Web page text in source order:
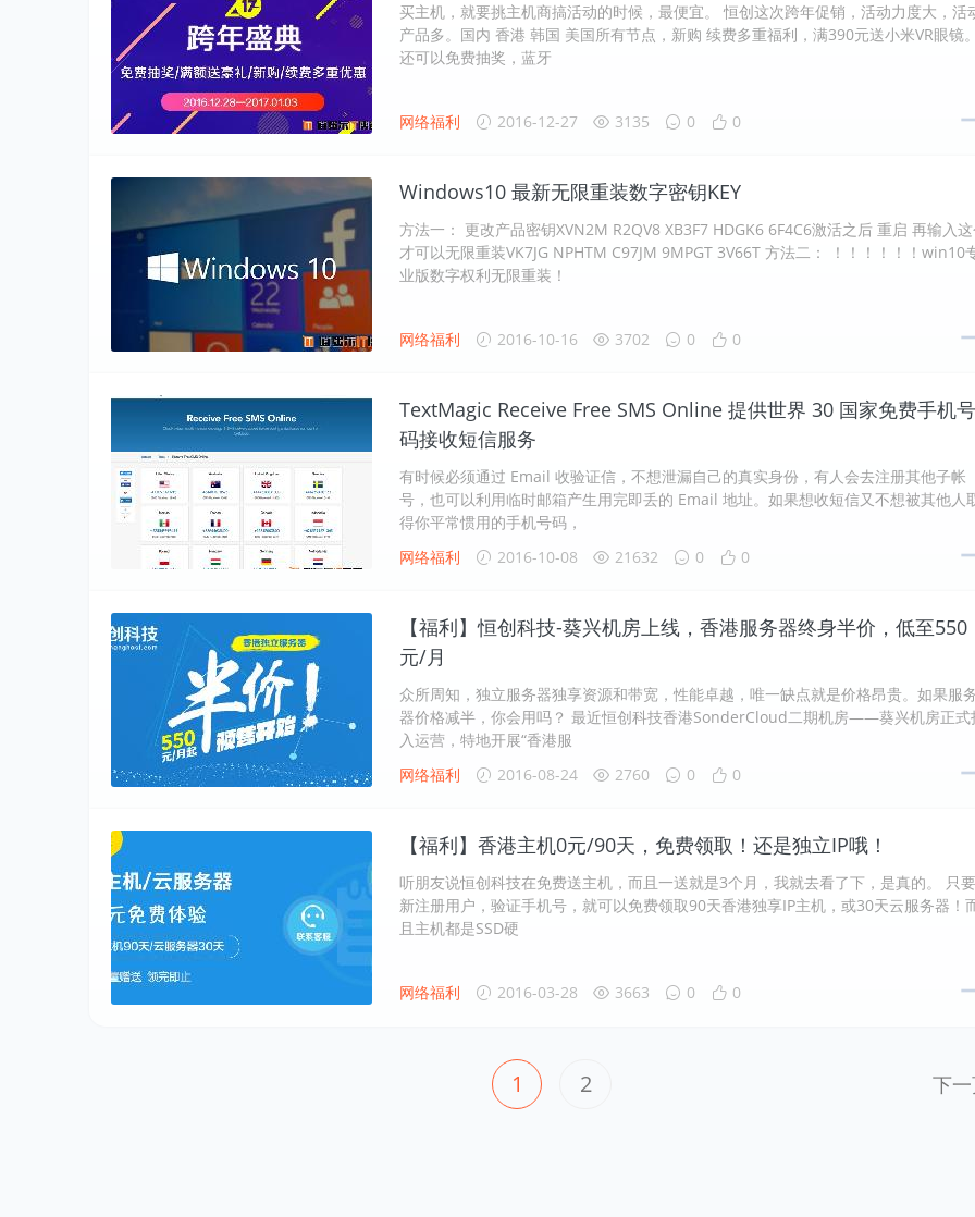
买主机，就要挑主机商搞活动的时候，最便宜。 恒创这次跨年促销，活动力度大，活
产品多。国内 香港 韩国 美国所有节点，新购 续费多重福利，满390元送小米VR眼镜。
还可以免费抽奖，蓝牙
网络福利 2016-12-27 3135 0 0
Windows10 最新无限重装数字密钥KEY
方法一： 更改产品密钥XVN2M R2QV8 XB3F7 HDGK6 6F4C6激活之后 重启 再输入
才可以无限重装VK7JG NPHTM C97JM 9MPGT 3V66T 方法二： ！！！！！！win10
业版数字权利无限重装！
网络福利 2016-10-16 3702 0 0
TextMagic Receive Free SMS Online 提供世界 30 国家免费手机号
码接收短信服务
有时候必须通过 Email 收验证信，不想泄漏自己的真实身份，有人会去注册其他子帐
号，也可以利用临时邮箱产生用完即丢的 Email 地址。如果想收短信又不想被其他人
得你平常惯用的手机号码，
网络福利
2016-10-08 21632 0 0
【福利】恒创科技-葵兴机房上线，香港服务器终身半价，低至550
元/月
众所周知，独立服务器独享资源和带宽，性能卓越，唯一缺点就是价格昂贵。如果服
器价格减半，你会用吗？ 最近恒创科技香港SonderCloud二期机房——葵兴机房正式
入运营，特地开展“香港服
网络福利
2016-08-24 2760 0 0
【福利】香港主机0元/90天，免费领取！还是独立IP哦！
听朋友说恒创科技在免费送主机，而且一送就是3个月，我就去看了下，是真的。 只
新注册用户，验证手机号，就可以免费领取90天香港独享IP主机，或30天云服务器！
且主机都是SSD硬
网络福利 2016-03-28 3663 0 0
1 2 下